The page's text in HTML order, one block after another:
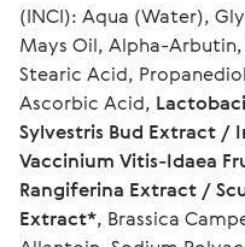
(INCI): Aqua (Water),
Mays Oil, Alpha-
Stearic Acid,
Ascorbic Acid,
Sylvestris Bud Extract /
Vaccinium Vitis-Idaea
Rangiferina Extract /
Extract*, Brassica